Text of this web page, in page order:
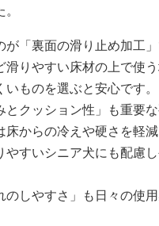
「裏面の滑り止め加工」
滑りやすい床材の上で使
いものを選ぶと安心です。
クッション性」も重要な
床からの冷えや硬さを軽
やすいシニア犬にも配慮
のしやすさ」も日々の使